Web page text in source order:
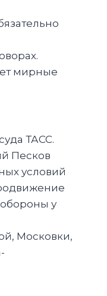
мирные
ТАСС.
Песков
условий
у
Московки,